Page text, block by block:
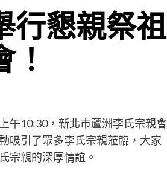
行懇親祭祖
午10:30，新北市蘆洲李氏宗親會
吸引了眾多李氏宗親蒞臨，大家
宗親的深厚情誼。